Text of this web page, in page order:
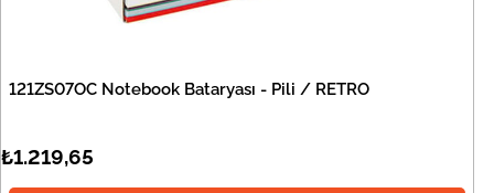
121ZS07OC Notebook Bataryası - Pili / RETRO
₺1.219,65